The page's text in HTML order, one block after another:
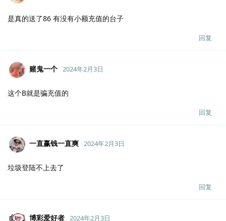
是真的送了86 有没有小额充值的台子
回复
赌鬼一个 2024年2月3日
这个B就是骗充值的
回复
一直赢钱一直爽 2024年2月3日
垃圾登陆不上去了
回复
博彩爱好者 2024年2月3日